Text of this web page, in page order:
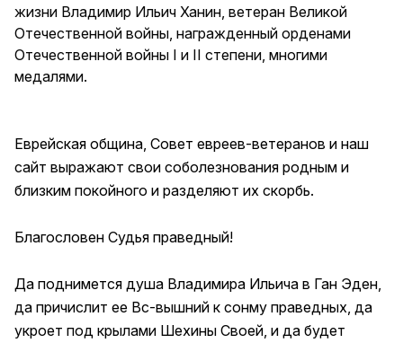
жизни Владимир Ильич Ханин, ветеран Великой
Отечественной войны, награжденный орденами
Отечественной войны I и II степени, многими
медалями.
Еврейская община, Совет евреев-ветеранов и наш
сайт выражают свои соболезнования родным и
близким покойного и разделяют их скорбь.
Благословен Судья праведный!
Да поднимется душа Владимира Ильича в Ган Эден,
да причислит ее Вс-вышний к сонму праведных, да
укроет под крылами Шехины Своей, и да будет